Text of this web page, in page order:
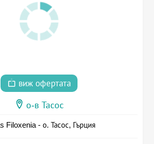
виж офертата
о-в Тасос
Filoxenia - о. Тасос, Гърция